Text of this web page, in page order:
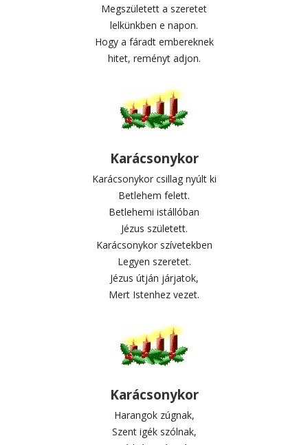
Megszületett a szeretet
lelkünkben e napon.
Hogy a fáradt embereknek
hitet, reményt adjon.
Karácsonykor
Karácsonykor csillag nyúlt ki
Betlehem felett.
Betlehemi istállóban
Jézus született.
Karácsonykor szívetekben
Legyen szeretet.
Jézus útján járjatok,
Mert Istenhez vezet.
Karácsonykor
Harangok zúgnak,
Szent igék szólnak,